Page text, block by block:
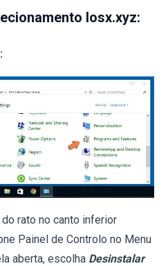
losx.xyz:
rato no canto inferior
Painel de Controlo no Menu
aberta, escolha Desinstalar